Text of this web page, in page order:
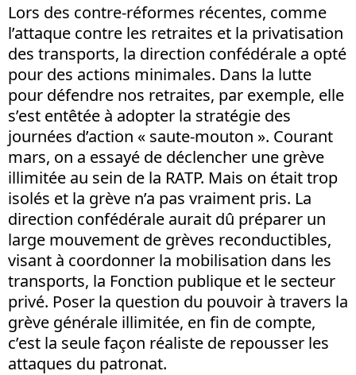
Lors des contre-réformes récentes, comme
l’attaque contre les retraites et la privatisation
des transports, la direction confédérale a opté
pour des actions minimales. Dans la lutte
pour défendre nos retraites, par exemple, elle
s’est entêtée à adopter la stratégie des
journées d’action « saute-mouton ». Courant
mars, on a essayé de déclencher une grève
illimitée au sein de la RATP. Mais on était trop
isolés et la grève n’a pas vraiment pris. La
direction confédérale aurait dû préparer un
large mouvement de grèves reconductibles,
visant à coordonner la mobilisation dans les
transports, la Fonction publique et le secteur
privé. Poser la question du pouvoir à travers la
grève générale illimitée, en fin de compte,
c’est la seule façon réaliste de repousser les
attaques du patronat.